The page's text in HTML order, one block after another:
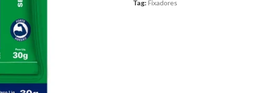
Tag: Fixadores